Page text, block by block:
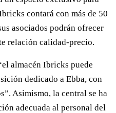
contará con más de 50
asociados podrán ofrecer
relación calidad-precio.
almacén Ibricks puede
dedicado a Ebba, con
Asimismo, la central se ha
adecuada al personal del